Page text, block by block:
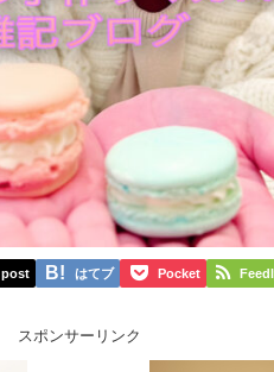
post はてブ Pocket
スポンサーリンク